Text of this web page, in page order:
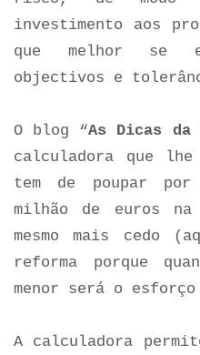
investimento aos
que melhor se
objectivos e
O blog “As Dicas da
calculadora que lhe
tem de poupar
milhão de euros
mesmo mais cedo
reforma porque
menor será o esforço
A calculadora